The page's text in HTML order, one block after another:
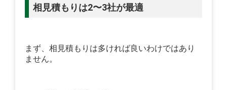
相見積もりは2〜3社が最適
まず、相見積もりは多ければ良いわけではあり
ません。